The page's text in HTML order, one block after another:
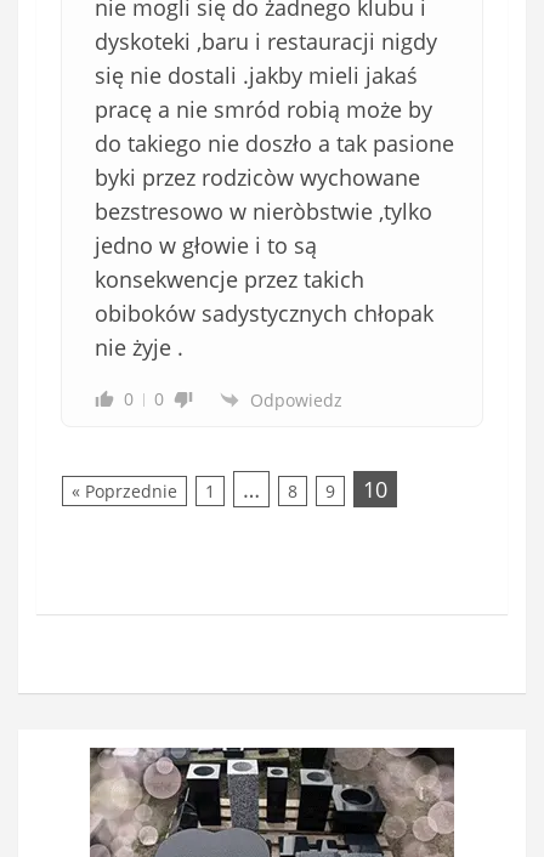
nie mogli się do żadnego klubu i
dyskoteki ,baru i restauracji nigdy
się nie dostali .jakby mieli jakaś
pracę a nie smród robią może by
do takiego nie doszło a tak pasione
byki przez rodzicòw wychowane
bezstresowo w nieròbstwie ,tylko
jedno w głowie i to są
konsekwencje przez takich
obiboków sadystycznych chłopak
nie żyje .
0 0 Odpowiedz
« Poprzednie 1 … 8 9 10